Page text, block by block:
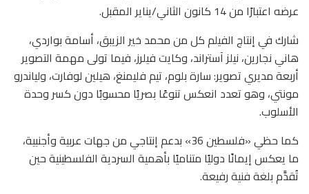
عرضه اعتبارًا من 14 كانون الثاني/يناير المقبل.
شارك في إنتاج الفيلم كل من محمد خير الزيبق، أسامة بواردي،
هاني نجارين، نيلز آستراند، وكايت فيلرز، فيما تولى مهمة التصوير
أربعة مديري تصوير: سارة بلوم، تيم فليمنغ، هيلين لوفارت، ولياندرو
مونتي، وهو تعدد انعكس تنوعًا بصريًا محسوبًا دون كسر وحدة
الأسلوب.
كما حظي «فلسطين 36» بدعم إنتاجي من جهات عربية وأجنبية،
ما يعكس إيمانًا دوليًا متناميًا بأهمية السردية الفلسطينية حين
تُقدَّم بلغة فنية رفيعة.